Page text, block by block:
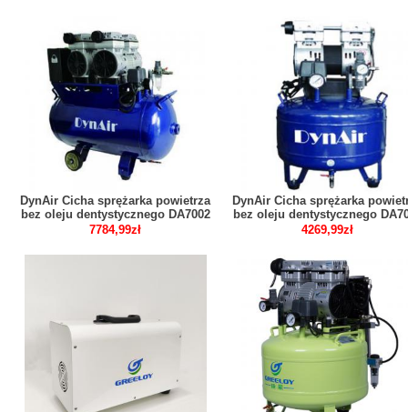
DynAir Cicha sprężarka powietrza
bez oleju dentystycznego DA7002
CE
7784,99zł
DynAir Cicha sprężarka
bez oleju dentystycznego
4269,99zł